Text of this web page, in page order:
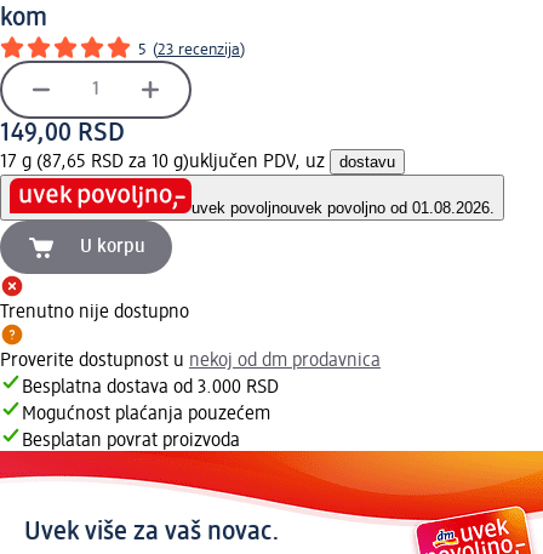
kom
5 (23 recenzija)
149,00 RSD
17 g (87,65 RSD za 10 g)uključen PDV, uz dostavu
uvek povoljnouvek povoljno od 01.08.2026.
U korpu
Trenutno nije dostupno
Proverite dostupnost u nekoj od dm prodavnica
Besplatna dostava od 3.000 RSD
Mogućnost plaćanja pouzećem
Besplatan povrat proizvoda
Uvek više za vaš novac.